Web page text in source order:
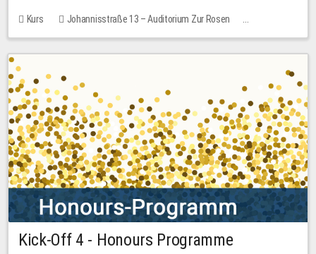
Kurs
Johannisstraße 13 – Auditorium Zur Rosen
Keine freien Plätze
30,00 EUR
Kick-Off 4 - Honours Programme